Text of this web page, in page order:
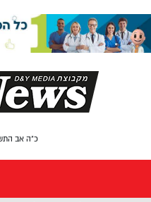
כ"ה אב התשפ"ו,